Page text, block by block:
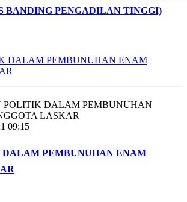
BANDING PENGADILAN TINGGI)
09:15
PEMBUNUHAN ENAM